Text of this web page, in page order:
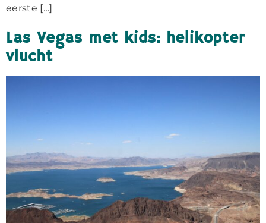
eerste […]
Las Vegas met kids: helikopter
vlucht